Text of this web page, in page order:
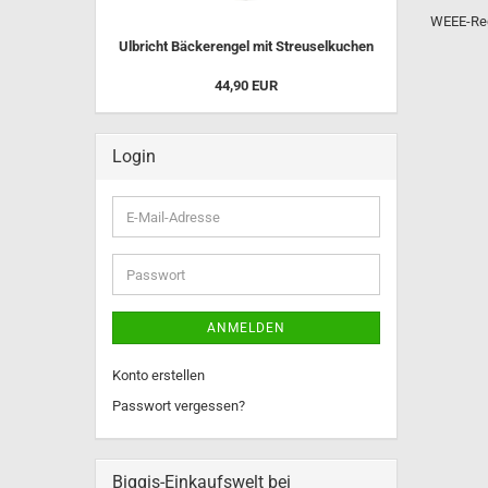
Wagner Schneemann
WEEE-
Ulbricht Bäckerengel mit Streuselkuchen
44,90 EUR
Login
E-
Mail-
Adresse
Passwort
ANMELDEN
Konto erstellen
Passwort vergessen?
Biggis-Einkaufswelt bei